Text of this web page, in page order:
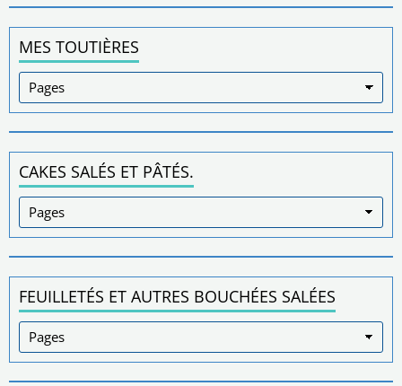
MES TOUTIÈRES
CAKES SALÉS ET PÂTÉS.
FEUILLETÉS ET AUTRES BOUCHÉES SALÉES